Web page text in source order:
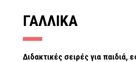
ΓΑΛΛΙΚΑ
Διδακτικές σειρές για